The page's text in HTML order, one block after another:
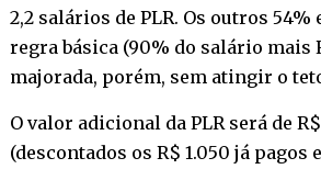
2,2 salários de PLR. Os outros 54%
regra básica (90% do salário mais
majorada, porém, sem atingir o
O valor adicional da PLR será de
(descontados os R$ 1.050 já pagos